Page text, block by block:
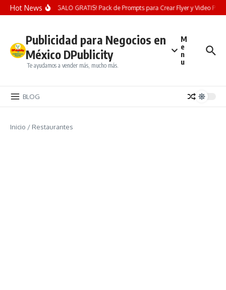
Saltar al contenido
Hot News ¡REGALO GRATIS! Pack de Prompts para Crear Flyer y Video
Publicidad para Negocios en
México DPublicity
Te ayudamos a vender más, mucho más.
M
e
n
u
BLOG
Inicio / Restaurantes